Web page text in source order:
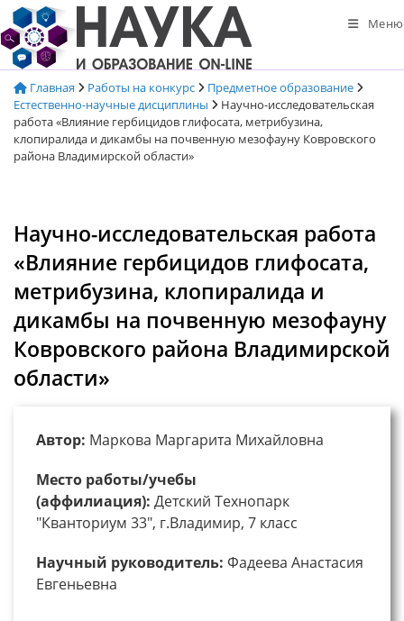
Перейти
к
содержимому
Меню
Главная Работы на конкурс
Предметное образование
Естественно-научные дисциплины
Научно-исследовательская
работа «Влияние гербицидов глифосата, метрибузина,
клопиралида и дикамбы на почвенную мезофауну Ковровского
района Владимирской области»
Научно-исследовательская работа
«Влияние гербицидов глифосата,
метрибузина, клопиралида и
дикамбы на почвенную мезофауну
Ковровского района Владимирской
области»
Автор: Маркова Маргарита Михайловна
Место работы/учебы
(аффилиация): Детский Технопарк
"Кванториум 33", г.Владимир, 7 класс
Научный руководитель: Фадеева Анастасия
Евгеньевна